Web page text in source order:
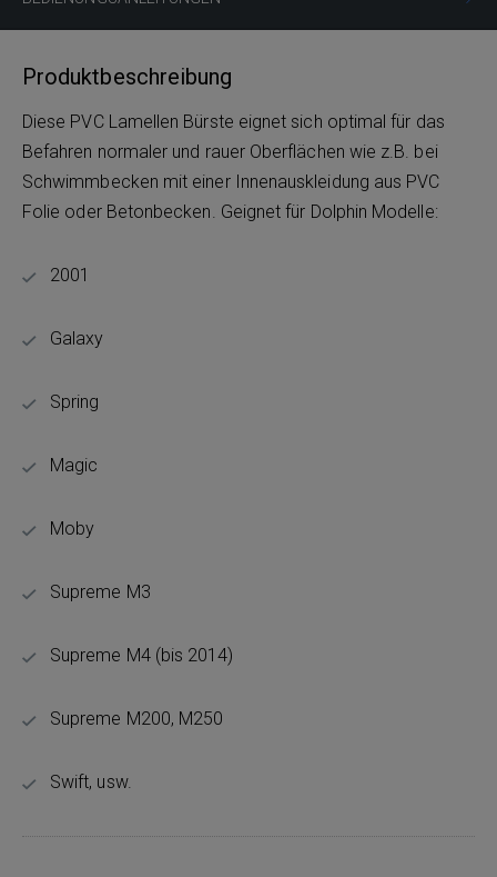
Produktbeschreibung
Diese PVC Lamellen Bürste eignet sich optimal für das
Befahren normaler und rauer Oberflächen wie z.B. bei
Schwimmbecken mit einer Innenauskleidung aus PVC
Folie oder Betonbecken. Geignet für Dolphin Modelle:
2001
Galaxy
Spring
Magic
Moby
Supreme M3
Supreme M4 (bis 2014)
Supreme M200, M250
Swift, usw.